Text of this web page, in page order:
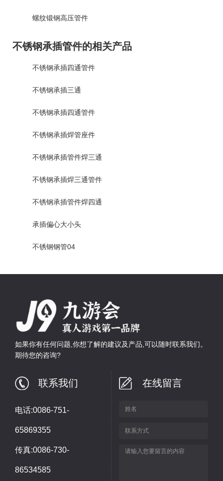
螺纹锻钢高压管件
不锈钢承插管件的相关产品
不锈钢承插四通管件
不锈钢承插三通
不锈钢承插四通管件
不锈钢承插焊管座件
不锈钢承插管件焊三通
不锈钢承插焊三通管件
不锈钢承插管件焊四通
承插偏心大小头
不锈钢钢管04
如果你有任何问题,你想了解的建议及产品,可以随时联系我们。
期待您的咨询?
联系我们
电话:0086-751-
65869355
传真:0086-730-
86534585
在线留言